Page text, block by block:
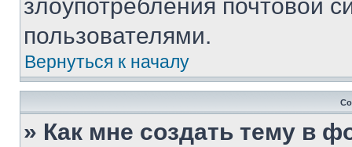
злоупотребления почтовой
пользователями.
Вернуться к началу
» Как мне создать тему в